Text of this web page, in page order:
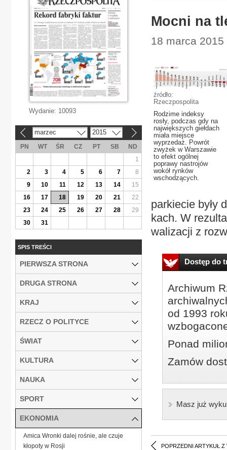
Mocni na
18 marca
źródło:
Rzeczpospolita
Rodzime indeksy
rosły, podczas gdy na
największych giełdach
miała miejsce
wyprzedaż. Powrót
zwyżek w Warszawie
to efekt ogólnej
poprawy nastrojów
wokół rynków
wschodzących.
par­kie­cie by­ły
kach. W
wa­li­za­cji z
Dostęp do
Archiwum
od 1993
Ponad
Zamów
Masz już
POPRZEDNI ARTYKUŁ Z
Wydanie: 10093
marzec 2015
PN WT ŚR CZ PT SB
ND
1
2
3 4 5 6 7
8
9
10 11 12 13 14
15
16
17 18 19 20 21
22
23
24 25 26 27 28
29
30
31
SPIS TREŚCI
PIERWSZA STRONA
DRUGA STRONA
KRAJ
RZECZ O POLITYCE
ŚWIAT
KULTURA
NAUKA
SPORT
EKONOMIA
Amica Wronki dalej rośnie, ale czuje
kłopoty w Rosji